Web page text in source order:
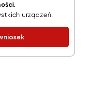
urządzeń.